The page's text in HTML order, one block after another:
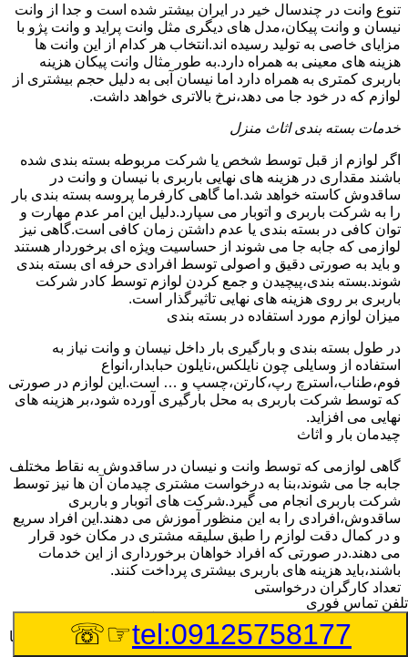
تنوع وانت در چندسال خیر در ایران بیشتر شده است و جدا از وانت
نیسان و وانت پیکان،مدل های دیگری مثل وانت پراید و وانت پژو با
مزایای خاصی به تولید رسیده اند.انتخاب هر کدام از این وانت ها
هزینه های معینی به همراه دارد.به طور مثال وانت پیکان هزینه
باربری کمتری به همراه دارد اما نیسان آبی به دلیل حجم بیشتری از
لوازم که در خود جا می دهد،نرخ بالاتری خواهد داشت.
خدمات بسته بندی اثاث منزل
اگر لوازم از قبل توسط شخص یا شرکت مربوطه بسته بندی شده
باشند مقداری در هزینه های نهایی باربری با نیسان و وانت در
ساقدوش کاسته خواهد شد.اما گاهی کارفرما پروسه بسته بندی بار
را به شرکت باربری و اتوبار می سپارد.دلیل این امر عدم مهارت و
توان کافی در بسته بندی یا عدم داشتن زمان کافی است.گاهی نیز
لوازمی که جابه جا می شوند از حساسیت ویژه ای برخوردار هستند
و باید به صورتی دقیق و اصولی توسط افرادی حرفه ای بسته بندی
شوند.بسته بندی،پیچیدن و جمع کردن لوازم توسط کادر شرکت
باربری بر روی هزینه های نهایی تاثیرگذار است.
میزان لوازم مورد استفاده در بسته بندی
در طول بسته بندی و بارگیری بار داخل نیسان و وانت نیاز به
استفاده از وسایلی چون نایلکس،نایلون حبابدار،انواع
فوم،طناب،استرچ رپ،کارتن،چسپ و … است.این لوازم در صورتی
که توسط شرکت باربری به محل بارگیری آورده شود،بر هزینه های
نهایی می افزاید.
چیدمان بار و اثاث
گاهی لوازمی که توسط وانت و نیسان در ساقدوش به نقاط مختلف
جابه جا می شوند،بنا به درخواست مشتری چیدمان آن ها نیز توسط
شرکت باربری انجام می گیرد.شرکت های اتوبار و باربری
ساقدوش،افرادی را به این منظور آموزش می دهند.این افراد سریع
و در کمال دقت لوازم را طبق سلیقه مشتری در مکان خود قرار
می دهند.در صورتی که افراد خواهان برخورداری از این خدمات
باشند،باید هزینه های باربری بیشتری پرداخت کنند.
تعداد کارگران درخواستی
اتحادیه باربری ساقدوش برای هر تعداد کارگر باربری هر ساله نرخ
ثابتی را اعلام خواهد کرد.مشتری هنگام مراجعه به شرکت باربری با
توجه به تعداد لوازمی که باید جابه جا شوند،تعداد کارگر مورد نیاز را
تلفن تماس فوری
tel:09125758177
☞☏